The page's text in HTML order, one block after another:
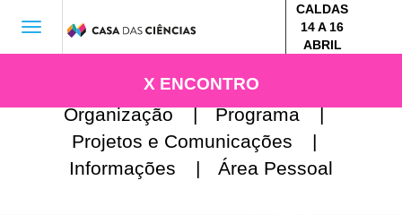
Toggle
CALDAS
14 A 16
ABRIL
X ENCONTRO
Organização | Programa
|
Projetos e Comunicações
|
Informações
| Área Pessoal